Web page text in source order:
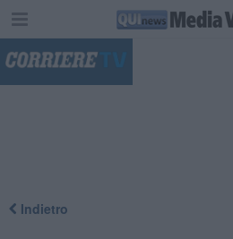
Indietro